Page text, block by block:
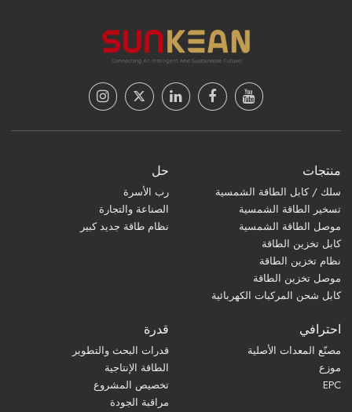
منتجات
سلك / كابل الطاقة الشمسية
تسخير الطاقة الشمسية
موصل الطاقة الشمسية
كابل تخزين الطاقة
نظام تخزين الطاقة
موصل تخزين الطاقة
كابل شحن المركبات الكهربائية
حل
رب الأسرة
الصناعة والتجارة
نظام طاقة جديد كبير
احترافي
مصنّع المعدات الأصلية
موزع
EPC
قدرة
قدرات البحث والتطوير
الطاقة الإنتاجية
تخصيص المشروع
مراقبة الجودة